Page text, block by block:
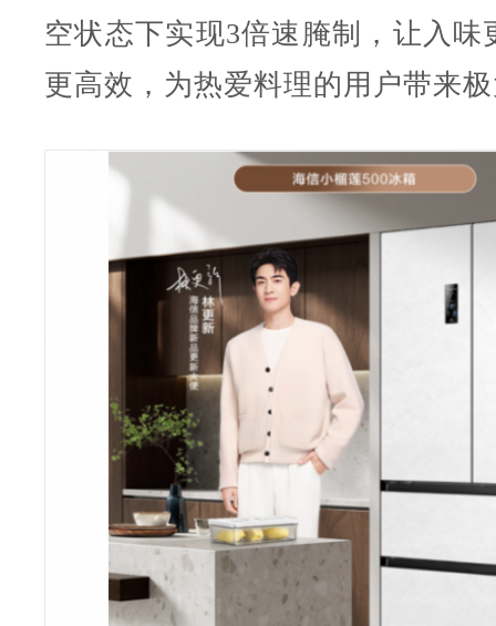
空状态下实现3倍速腌制，让入味
更高效，为热爱料理的用户带来